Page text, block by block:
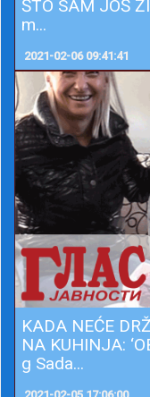
ŠTO SAM JOŠ
m...
2021-02-06 09:41:41
KADA NEĆE
NA KUHINJA:
g Sada...